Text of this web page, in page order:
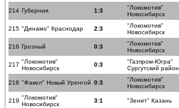
214 Губерния 1:3
"Локомотив"
Новосибирск
215 "Динамо" Краснодар 2:3
"Локомотив"
Новосибирск
216 Грозный 0:3
"Локомотив"
Новосибирск
217 "Локомотив"
Новосибирск
0:3
"Газпром-Югра"
Сургутский район
218 "Факел" Новый Уренгой 0:3
"Локомотив"
Новосибирск
219 "Локомотив"
Новосибирск
3:1 "Зенит" Казань